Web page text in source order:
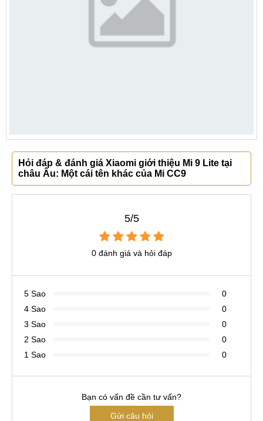
Hỏi đáp & đánh giá Xiaomi giới thiệu Mi 9 Lite tại
châu Âu: Một cái tên khác của Mi CC9
5/5
0 đánh giá và hỏi đáp
5 Sao
0
4 Sao
0
3 Sao
0
2 Sao
0
1 Sao
0
Bạn có vấn đề cần tư vấn?
Gửi câu hỏi